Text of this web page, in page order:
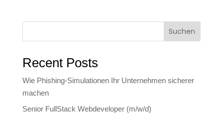
Suchen
Recent Posts
Wie Phishing-Simulationen Ihr Unternehmen sicherer
machen
Senior FullStack Webdeveloper (m/w/d)